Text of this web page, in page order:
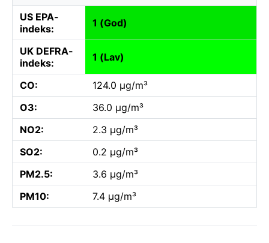
US EPA-
indeks:
1 (God)
UK DEFRA-
indeks:
1 (Lav)
CO:
124.0 µg/m³
O3:
36.0 µg/m³
NO2:
2.3 µg/m³
SO2:
0.2 µg/m³
PM2.5:
3.6 µg/m³
PM10:
7.4 µg/m³